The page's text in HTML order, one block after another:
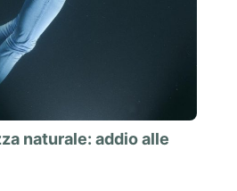
naturale: addio alle